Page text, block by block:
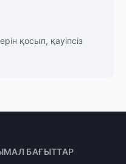
қосып, қауіпсіз
БАҒЫТТАР